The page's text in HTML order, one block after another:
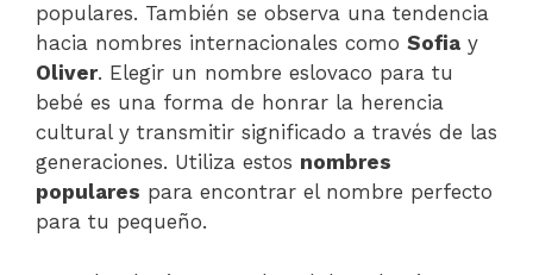
populares. También se observa una tendencia
hacia nombres internacionales como Sofia y
Oliver. Elegir un nombre eslovaco para tu
bebé es una forma de honrar la herencia
cultural y transmitir significado a través de las
generaciones. Utiliza estos nombres
populares para encontrar el nombre perfecto
para tu pequeño.